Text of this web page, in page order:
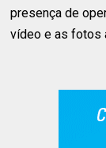
presença de
vídeo e as fotos